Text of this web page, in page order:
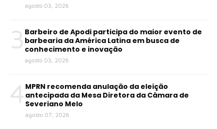
agosto 03, 2026
3 Barbeiro de Apodi participa do maior evento de
barbearia da América Latina em busca de
conhecimento e inovação
agosto 03, 2026
4 MPRN recomenda anulação da eleição
antecipada da Mesa Diretora da Câmara de
Severiano Melo
agosto 07, 2026